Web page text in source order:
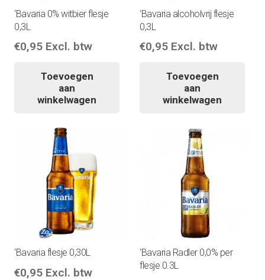
‘Bavaria 0% witbier flesje
0,3L
€0,95 Excl. btw
Toevoegen
aan
winkelwagen
‘Bavaria alcoholvrij flesje
0,3L
€0,95 Excl. btw
Toevoegen
aan
winkelwagen
‘Bavaria flesje 0,30L
€0,95 Excl. btw
‘Bavaria Radler 0,0% per
flesje 0.3L